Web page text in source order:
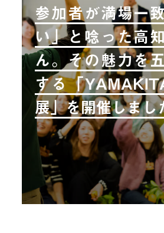
参加者が満場一
い」と唸った高
ん。その魅力を
する「
展」を開催しまし